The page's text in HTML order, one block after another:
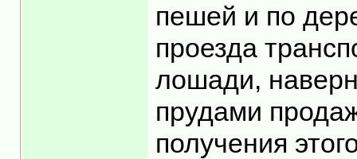
пешей и по
проезда
лошади,
прудами
получения